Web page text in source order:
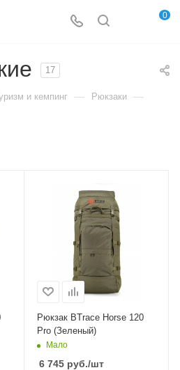
0
17
и кемпинг — Рюкзаки —
Рюкзак BTrace Horse 120
Pro (Зеленый)
Мало
6 745руб./шт